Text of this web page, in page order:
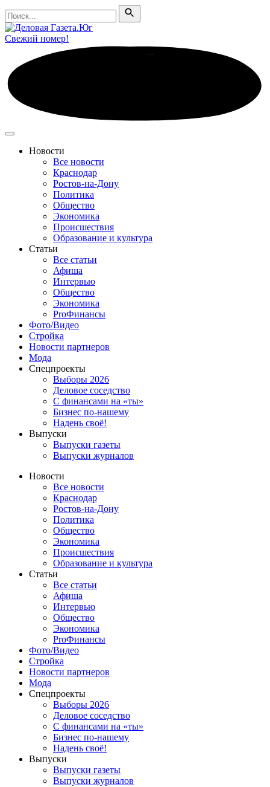
Поиск
Поиск
Свежий номер!
Новости
Все новости
Краснодар
Ростов-на-Дону
Политика
Общество
Экономика
Происшествия
Образование и культура
Статьи
Все статьи
Афиша
Интервью
Общество
Экономика
ProФинансы
Фото/Видео
Стройка
Новости партнеров
Мода
Спецпроекты
Выборы 2026
Деловое соседство
С финансами на «ты»
Бизнес по-нашему
Надень своё!
Выпуски
Выпуски газеты
Выпуски журналов
Новости
Все новости
Краснодар
Ростов-на-Дону
Политика
Общество
Экономика
Происшествия
Образование и культура
Статьи
Все статьи
Афиша
Интервью
Общество
Экономика
ProФинансы
Фото/Видео
Стройка
Новости партнеров
Мода
Спецпроекты
Выборы 2026
Деловое соседство
С финансами на «ты»
Бизнес по-нашему
Надень своё!
Выпуски
Выпуски газеты
Выпуски журналов